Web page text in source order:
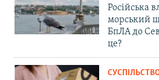
Російська
морський
БпЛА до
це?